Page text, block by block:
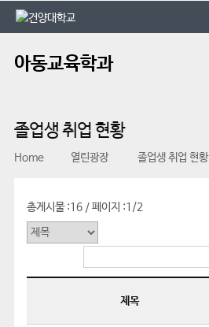
본문 바로가기
대메뉴 바로가기
아동교육학과
졸업생 취업 현황
Home 열린광장 졸업생 취업 현황
총게시물 :16 /페이지 :1/2
제목